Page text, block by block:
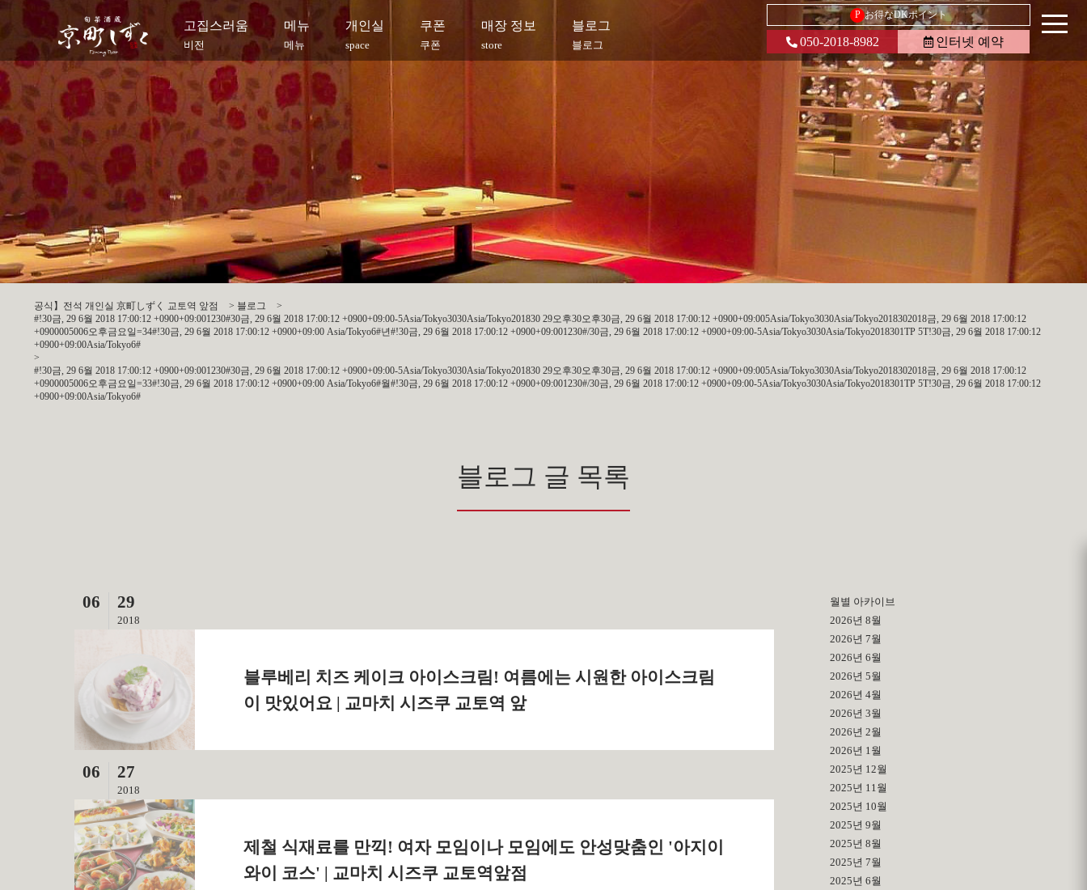
고집스러움
비전
메뉴
메뉴
개인실
space
쿠폰
쿠폰
매장 정보
store
블로그
블로그
P お得なDKポイント
050-2018-8982 인터넷 예약
공식】전석 개인실 京町しずく 교토역 앞점 > 블로그
>
#!30금, 29 6월 2018 17:00:12 +0900+09:001230#30금, 29 6월 2018 17:00:12 +0900+09:00-5Asia/Tokyo3030Asia/Tokyo201830 29오후30오후30금, 29 6월 2018 17:00:12 +0900+09:005Asia/Tokyo3030Asia/Tokyo2018302018금, 29 6월 2018 17:00:12
+0900005006오후금요일=34#!30금, 29 6월 2018 17:00:12 +0900+09:00 Asia/Tokyo6#년#!30금, 29 6월 2018 17:00:12 +0900+09:001230#/30금, 29 6월 2018 17:00:12 +0900+09:00-5Asia/Tokyo3030Asia/Tokyo2018301TP 5T!30금, 29 6월 2018 17:00:12
+0900+09:00Asia/Tokyo6#
>
#!30금, 29 6월 2018 17:00:12 +0900+09:001230#30금, 29 6월 2018 17:00:12 +0900+09:00-5Asia/Tokyo3030Asia/Tokyo201830 29오후30오후30금, 29 6월 2018 17:00:12 +0900+09:005Asia/Tokyo3030Asia/Tokyo2018302018금, 29 6월 2018 17:00:12
+0900005006오후금요일=33#!30금, 29 6월 2018 17:00:12 +0900+09:00 Asia/Tokyo6#월#!30금, 29 6월 2018 17:00:12 +0900+09:001230#/30금, 29 6월 2018 17:00:12 +0900+09:00-5Asia/Tokyo3030Asia/Tokyo2018301TP 5T!30금, 29 6월 2018 17:00:12
+0900+09:00Asia/Tokyo6#
블로그 글 목록
06 29
2018
블루베리 치즈 케이크 아이스크림! 여름에는 시원한 아이스크림
이 맛있어요 | 교마치 시즈쿠 교토역 앞
06 27
2018
제철 식재료를 만끽! 여자 모임이나 모임에도 안성맞춤인 '아지이
와이 코스' | 교마치 시즈쿠 교토역앞점
월별 아카이브
2026년 8월
2026년 7월
2026년 6월
2026년 5월
2026년 4월
2026년 3월
2026년 2월
2026년 1월
2025년 12월
2025년 11월
2025년 10월
2025년 9월
2025년 8월
2025년 7월
2025년 6월